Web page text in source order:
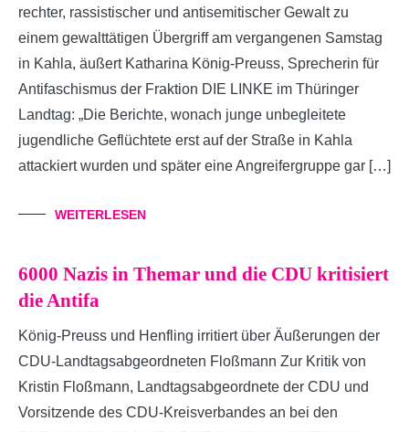
rechter, rassistischer und antisemitischer Gewalt zu
einem gewalttätigen Übergriff am vergangenen Samstag
in Kahla, äußert Katharina König-Preuss, Sprecherin für
Antifaschismus der Fraktion DIE LINKE im Thüringer
Landtag: „Die Berichte, wonach junge unbegleitete
jugendliche Geflüchtete erst auf der Straße in Kahla
attackiert wurden und später eine Angreifergruppe gar […]
WEITERLESEN
6000 Nazis in Themar und die CDU kritisiert
die Antifa
König-Preuss und Henfling irritiert über Äußerungen der
CDU-Landtagsabgeordneten Floßmann Zur Kritik von
Kristin Floßmann, Landtagsabgeordnete der CDU und
Vorsitzende des CDU-Kreisverbandes an bei den